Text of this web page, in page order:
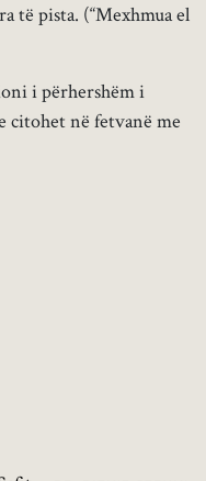
të pista. (“Mexhmua el
i përhershëm i
citohet në fetvanë me